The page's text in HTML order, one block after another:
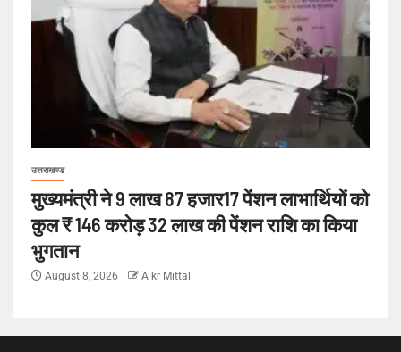
उत्तराखण्ड
मुख्यमंत्री ने 9 लाख 87 हजार17 पेंशन लाभार्थियों को
कुल ₹ 146 करोड़ 32 लाख की पेंशन राशि का किया
भुगतान
August 8, 2026 A kr Mittal